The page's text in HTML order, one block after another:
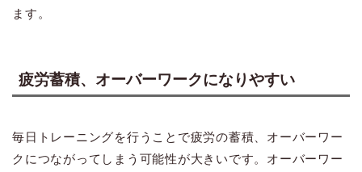
ます。
疲労蓄積、オーバーワークになりやすい
毎日トレーニングを行うことで疲労の蓄積、オーバーワー
クにつながってしまう可能性が大きいです。オーバーワー